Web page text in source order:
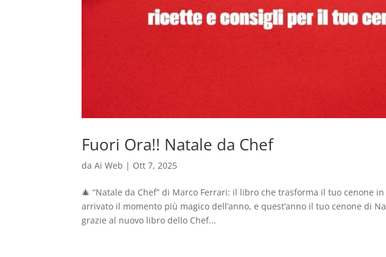
Fuori Ora!! Natale da Chef
daAi Web | Ott 7, 2025
🎄 “Natale da Chef” di Marco Ferrari: il libro che trasforma il tuo cenone
arrivato il momento più magico dell’anno, e quest’anno il tuo cenone di
grazie al nuovo libro dello Chef...